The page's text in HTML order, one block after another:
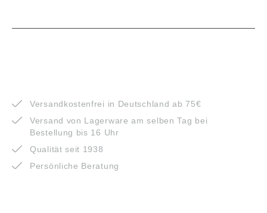
Versandkostenfrei in Deutschland ab 75€
Versand von Lagerware am selben Tag bei
Bestellung bis 16 Uhr
Qualität seit 1938
Persönliche Beratung